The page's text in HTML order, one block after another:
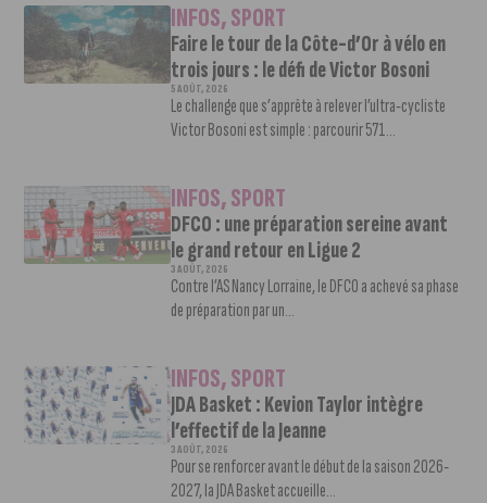
INFOS,SPORT
Faire le tour de la Côte-d’Or à vélo en
trois jours : le défi de Victor Bosoni
5 AOÛT, 2026
Le challenge que s’apprête à relever l’ultra-cycliste
Victor Bosoni est simple : parcourir 571...
INFOS,SPORT
DFCO : une préparation sereine avant
le grand retour en Ligue 2
3 AOÛT, 2026
Contre l’AS Nancy Lorraine, le DFCO a achevé sa phase
de préparation par un...
INFOS,SPORT
JDA Basket : Kevion Taylor intègre
l’effectif de la Jeanne
3 AOÛT, 2026
Pour se renforcer avant le début de la saison 2026-
2027, la JDA Basket accueille...